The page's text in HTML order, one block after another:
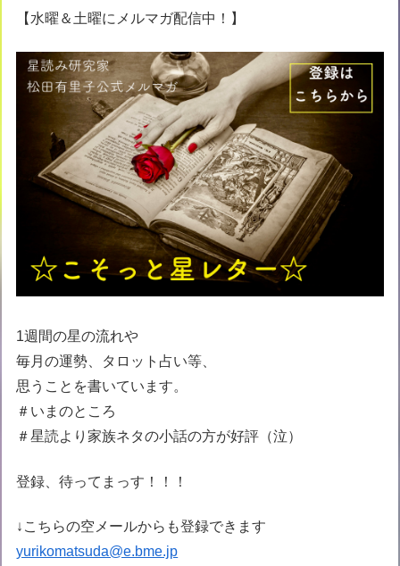
【水曜＆土曜にメルマガ配信中！】
1週間の星の流れや
毎月の運勢、タロット占い等、
思うことを書いています。
＃いまのところ
＃星読より家族ネタの小話の方が好評（泣）
登録、待ってまっす！！！
↓こちらの空メールからも登録できます
yurikomatsuda@e.bme.jp